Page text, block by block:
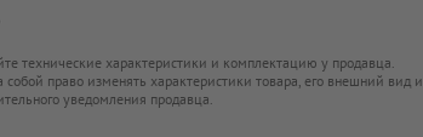
технические характеристики и комплектацию у продавца.
собой право изменять характеристики товара, его внешний вид и
уведомления продавца.